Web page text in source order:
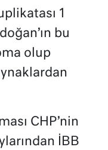
1
bu
olup
CHP’nin
İBB